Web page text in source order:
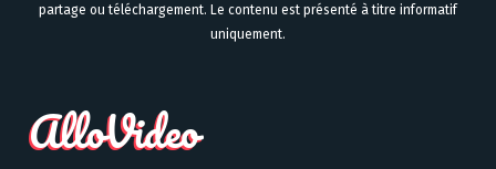
partage ou téléchargement. Le contenu est présenté à titre informatif
uniquement.